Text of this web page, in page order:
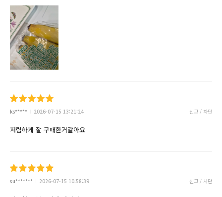
ks***** 2026-07-15 13:21:24 신고 / 차단
저렴하게 잘 구매한거같아요
su******* 2026-07-15 10:58:39 신고 / 차단